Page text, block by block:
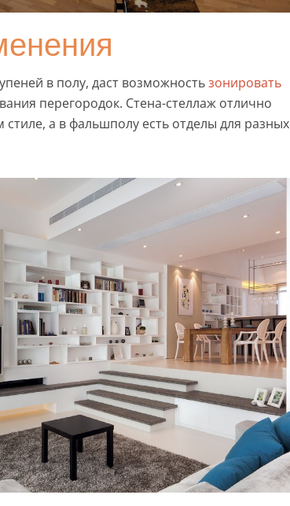
в полу, даст возможностьзонировать
перегородок. Стена-стеллаж отлично
а в фальшполу есть отделы для разных